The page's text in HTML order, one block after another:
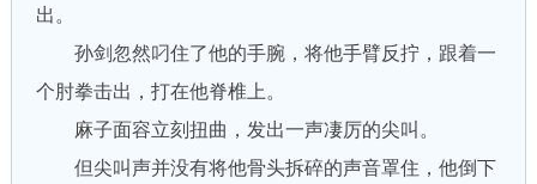
出。
孙剑忽然叼住了他的手腕，将他手臂反拧，跟着一
个肘拳击出，打在他脊椎上。
麻子面容立刻扭曲，发出一声凄厉的尖叫。
但尖叫声并没有将他骨头拆碎的声音罩住，他倒下